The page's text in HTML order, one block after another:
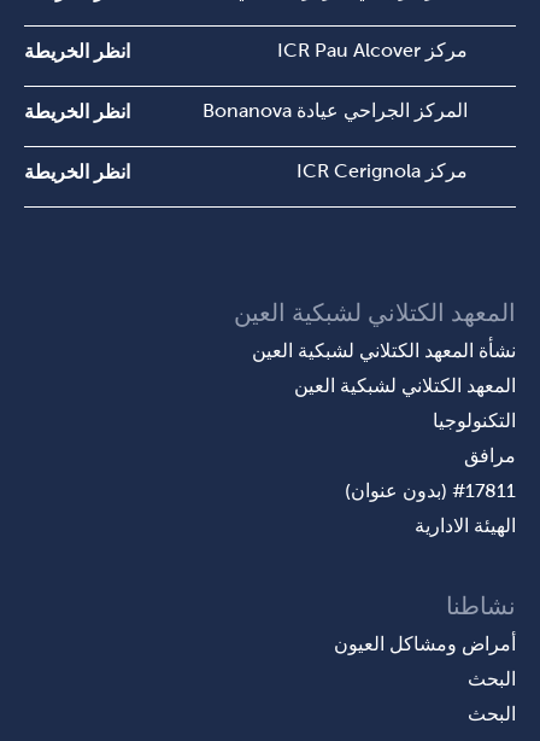
مركز ICR Pau Alcover انظر الخريطة
المركز الجراحي عيادة Bonanova انظر الخريطة
مركز ICR Cerignola انظر الخريطة
المعهد الكتلاني لشبكية العين
نشأة المعهد الكتلاني لشبكية العين
المعهد الكتلاني لشبكية العين
التكنولوجيا
مرافق
#17811 (بدون عنوان)
الهيئة الادارية
نشاطنا
أمراض ومشاكل العيون
البحث
البحث